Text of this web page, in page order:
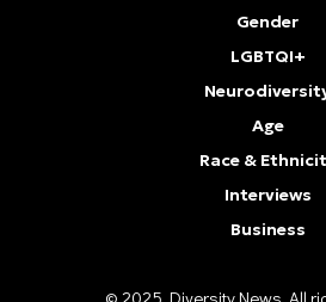
Gender
LGBTQI+
Age
Race &
Interviews
Business